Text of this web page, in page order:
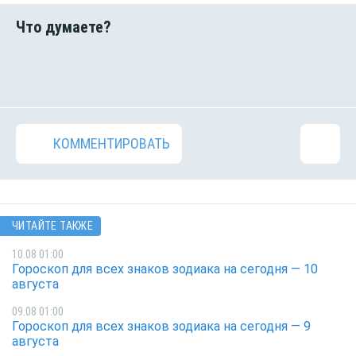
КОММЕНТИРОВАТЬ
ЧИТАЙТЕ ТАКЖЕ
10.08 01:00
Гороскоп для всех знаков зодиака на сегодня — 10
августа
09.08 01:00
Гороскоп для всех знаков зодиака на сегодня — 9
августа